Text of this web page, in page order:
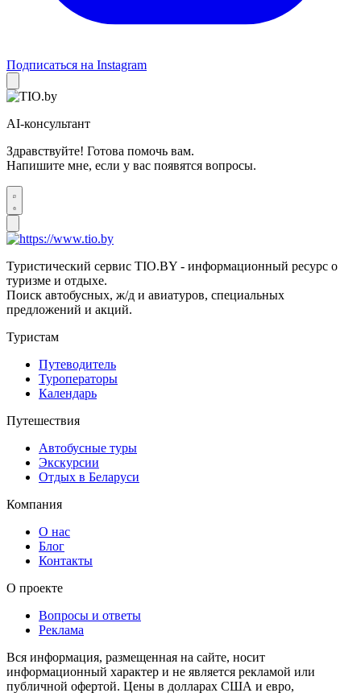
Подписаться на Instagram
AI-консультант
Здравствуйте! Готова помочь вам.
Напишите мне, если у вас появятся вопросы.
Туристический сервис TIO.BY - информационный ресурс о
туризме и отдыхе.
Поиск автобусных, ж/д и авиатуров, специальных
предложений и акций.
Туристам
Путеводитель
Туроператоры
Календарь
Путешествия
Автобусные туры
Экскурсии
Отдых в Беларуси
Компания
О нас
Блог
Контакты
О проекте
Вопросы и ответы
Реклама
Вся информация, размещенная на сайте, носит
информационный характер и не является рекламой или
публичной офертой. Цены в долларах США и евро,